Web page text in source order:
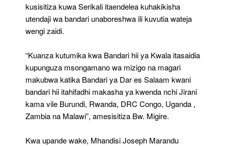
kusisitiza kuwa Serikali itaendelea kuhakikisha
utendaji wa bandari unaboreshwa ili kuvutia wateja
wengi zaidi.
“Kuanza kutumika kwa Bandari hii ya Kwala itasaidia
kupunguza msongamano wa mizigo na magari
makubwa katika Bandari ya Dar es Salaam kwani
bandari hii itahifadhi makasha ya kwenda nchi Jirani
kama vile Burundi, Rwanda, DRC Congo, Uganda ,
Zambia na Malawi”, amesisitiza Bw. Migire.
Kwa upande wake, Mhandisi Joseph Marandu